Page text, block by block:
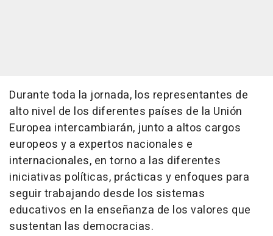
Durante toda la jornada, los representantes de
alto nivel de los diferentes países de la Unión
Europea intercambiarán, junto a altos cargos
europeos y a expertos nacionales e
internacionales, en torno a las diferentes
iniciativas políticas, prácticas y enfoques para
seguir trabajando desde los sistemas
educativos en la enseñanza de los valores que
sustentan las democracias.